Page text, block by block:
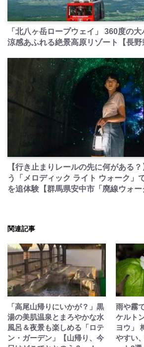
「北八ヶ岳ロープウェイ」 360度の大
涼感あふれる絶景高原リゾート【長野
【行き止まりレールの先に何がある
う「メロディック ライト ウォーク」
を追体験【群馬県安中市「廃線ウォー
関連記事
「高尾山帰りにいかが？」黒
湯の美肌温泉とまろやかな水
風呂＆夜景も楽しめる「ロテ
ン・ガーデン」【山帰り、今
雨や霧
ケルト
ヨウ」
やすい